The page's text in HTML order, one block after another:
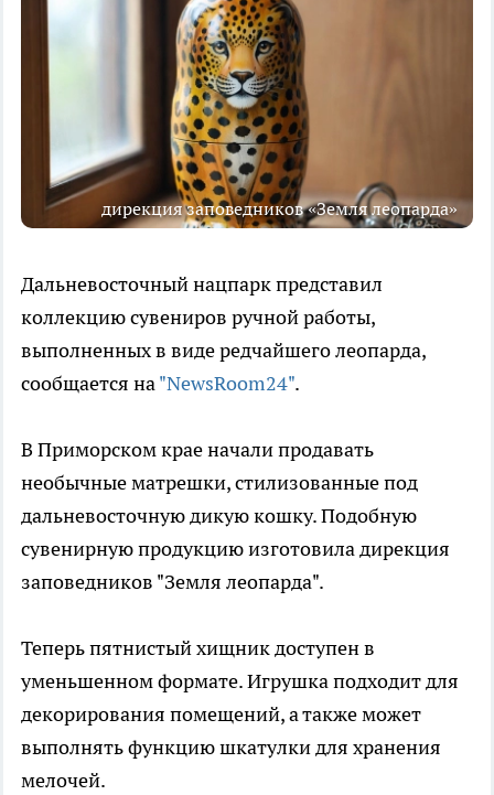
дирекция заповедников «Земля леопарда»
Дальневосточный нацпарк представил
коллекцию сувениров ручной работы,
выполненных в виде редчайшего леопарда,
сообщается на"NewsRoom24".
В Приморском крае начали продавать
необычные матрешки, стилизованные под
дальневосточную дикую кошку. Подобную
сувенирную продукцию изготовила дирекция
заповедников "Земля леопарда".
Теперь пятнистый хищник доступен в
уменьшенном формате. Игрушка подходит для
декорирования помещений, а также может
выполнять функцию шкатулки для хранения
мелочей.